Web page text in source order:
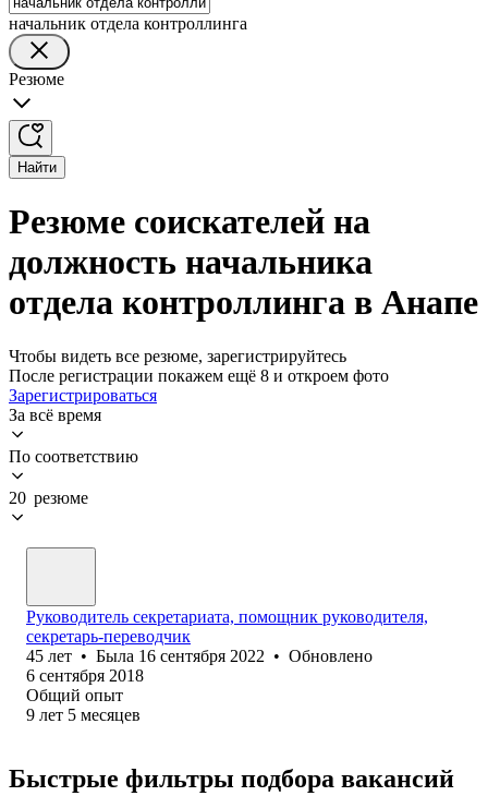
начальник отдела контроллинга
Резюме
Найти
Резюме соискателей на
должность начальника
отдела контроллинга в Анапе
Чтобы видеть все резюме, зарегистрируйтесь
После регистрации покажем ещё 8 и откроем фото
Зарегистрироваться
За всё время
По соответствию
20 резюме
Руководитель секретариата, помощник руководителя,
секретарь-переводчик
45 лет • Была 16 сентября 2022 • Обновлено
6 сентября 2018
Общий опыт
9 лет 5 месяцев
Быстрые фильтры подбора вакансий